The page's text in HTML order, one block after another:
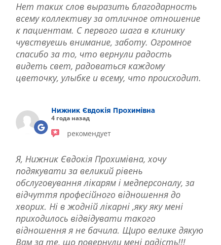
Нет таких слов выразить благодарность
всему коллективу за отличное отношение
к пациентам. С первого шага в клинику
чувствуешь внимание, заботу. Огромное
спасибо за то, что вернули радость
видеть свет, радоваться каждому
цветочку, улыбке и всему, что происходит.
Нижник Євдокія Прохимівна
4 года назад
рекомендует
Я, Нижник Євдокія Прохимівна, хочу
подякувати за великий рівень
обслуговування лікарям і медперсоналу, за
відчуття професійного відношення до
хворих. Ні в жодній лікарні ,яку яку мені
приходилось відвідувати такого
відношення я не бачила. Щиро велике дякую
Вам за те, що повернули мені радість!!!